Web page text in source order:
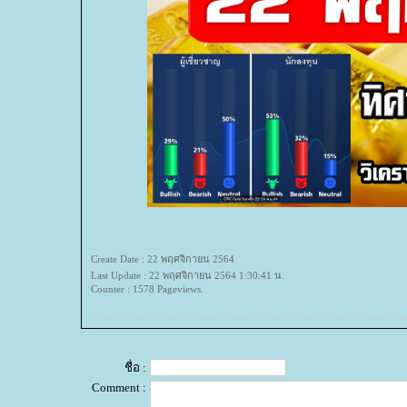
Create Date : 22 พฤศจิกายน 2564
Last Update : 22 พฤศจิกายน 2564 1:30:41 น.
Counter : 1578 Pageviews.
ชื่อ :
Comment :